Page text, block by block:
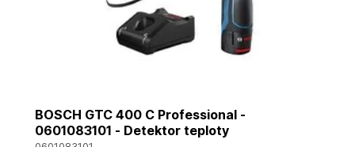
BOSCH GTC 400 C Professional -
0601083101 - Detektor teploty